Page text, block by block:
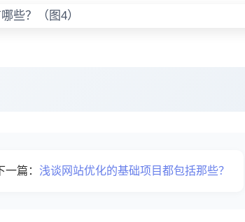
一篇： 浅谈网站优化的基础项目都包括那些？